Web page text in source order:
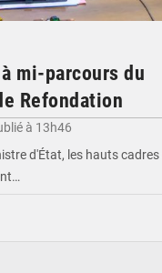
mi-parcours du
Refondation
à 13h46
d'État, les hauts